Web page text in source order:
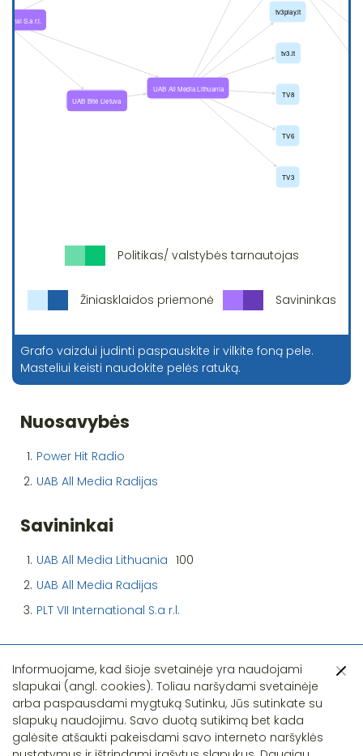
Politikas/ valstybės tarnautojas
Žiniasklaidos priemonė Savininkas
Grafo vaizdui judinti paspauskite ir vilkite foną pele.
Masteliui keisti naudokite pelės ratuką.
Nuosavybės
1. Power Hit Radio
2. UAB All Media Radijas
Savininkai
1. UAB All Media Lithuania 100
2. UAB All Media Radijas
3. PLT VII International S.a r.l.
Pastebėjote klaidą?
Informuojame, kad šioje svetainėje yra naudojami
slapukai (angl. cookies). Toliau naršydami svetainėje
arba paspausdami mygtuką Sutinku, Jūs sutinkate su
slapukų naudojimu. Savo duotą sutikimą bet kada
galėsite atšaukti pakeisdami savo interneto naršyklės